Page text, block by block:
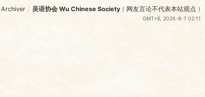
Archiver 吴语协会 Wu Chinese Society ( 网友言论不代表本站观点 )
GMT+8, 2026-8-7 02:11